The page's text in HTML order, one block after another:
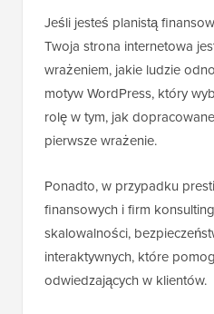
Jeśli jesteś planistą
Twoja strona internetowa
wrażeniem, jakie ludzie
motyw WordPress, który
rolę w tym, jak
pierwsze wrażenie.
Ponadto, w przypadku
finansowych i firm
skalowalności,
interaktywnych, które
odwiedzających w klientów.